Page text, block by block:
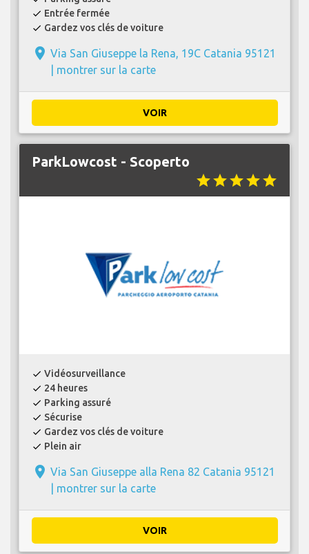
check Entrée fermée
check Gardez vos clés de voiture
place Via San Giuseppe la Rena, 19C Catania 95121
montrer sur la carte
VOIR
ParkLowcost - Scoperto
starstarstarstarstar
check Vidéosurveillance
check 24 heures
check Parking assuré
check Sécurise
check Gardez vos clés de voiture
check Plein air
place Via San Giuseppe alla Rena 82 Catania 95121
montrer sur la carte
VOIR